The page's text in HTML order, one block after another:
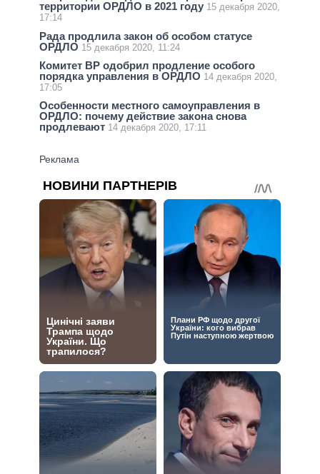
территории ОРДЛО в 2021 году 15 декабря 2020,
17:14
Рада продлила закон об особом статусе
ОРДЛО 15 декабря 2020, 11:24
Комитет ВР одобрил продление особого
порядка управления в ОРДЛО 14 декабря 2020,
17:05
Особенности местного самоуправления в
ОРДЛО: почему действие закона снова
продлевают 14 декабря 2020, 17:11